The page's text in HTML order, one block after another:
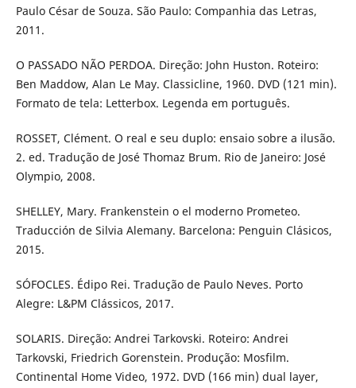
Paulo César de Souza. São Paulo: Companhia das Letras,
2011.
O PASSADO NÃO PERDOA. Direção: John Huston. Roteiro:
Ben Maddow, Alan Le May. Classicline, 1960. DVD (121 min).
Formato de tela: Letterbox. Legenda em português.
ROSSET, Clément. O real e seu duplo: ensaio sobre a ilusão.
2. ed. Tradução de José Thomaz Brum. Rio de Janeiro: José
Olympio, 2008.
SHELLEY, Mary. Frankenstein o el moderno Prometeo.
Traducción de Silvia Alemany. Barcelona: Penguin Clásicos,
2015.
SÓFOCLES. Édipo Rei. Tradução de Paulo Neves. Porto
Alegre: L&PM Clássicos, 2017.
SOLARIS. Direção: Andrei Tarkovski. Roteiro: Andrei
Tarkovski, Friedrich Gorenstein. Produção: Mosfilm.
Continental Home Video, 1972. DVD (166 min) dual layer,